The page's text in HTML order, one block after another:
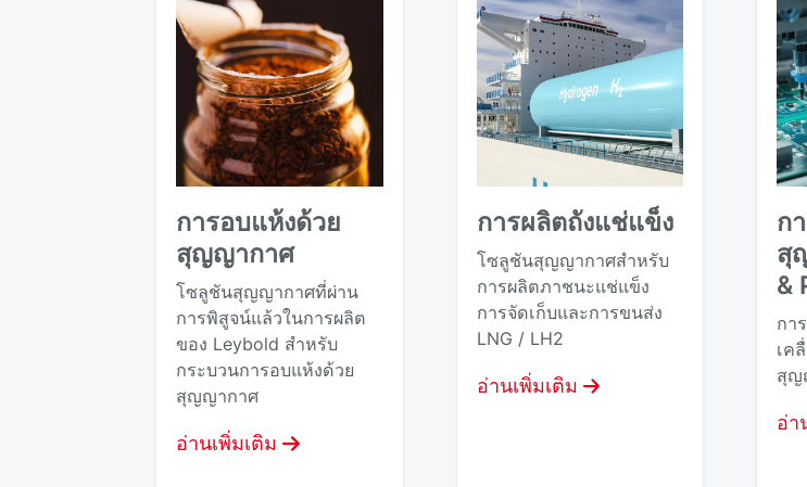
การอบแห้งด้วย
สุญญากาศ
โซลูชันสุญญากาศที่ผ่าน
การพิสูจน์แล้วในการผลิต
ของ Leybold สําหรับ
กระบวนการอบแห้งด้วย
สุญญากาศ
อ่านเพิ่มเติม
การผลิตถังแช่แข็ง
โซลูชันสุญญากาศสําหรับ
การผลิตภาชนะแช่แข็ง
การจัดเก็บและการขนส่ง
LNG / LH2
อ่านเพิ่มเติม
ก
สุ
&
กา
เค
สุญ
อ่า